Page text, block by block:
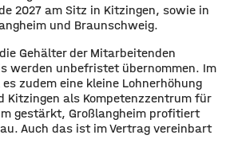
2027 am Sitz in Kitzingen, sowie in
und Braunschweig.
Gehälter der Mitarbeitenden
werden unbefristet übernommen. Im
zudem eine kleine Lohnerhöhung
Kitzingen als Kompetenzzentrum für
gestärkt, Großlangheim profitiert
Auch das ist im Vertrag vereinbart